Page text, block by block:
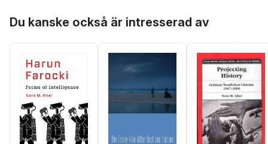
Du kanske också är intresserad av